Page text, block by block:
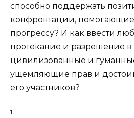
способно поддержать
конфронтации,
прогрессу? И как ввести
протекание и разрешение
цивилизованные и
ущемляющие прав и
его участников?
1